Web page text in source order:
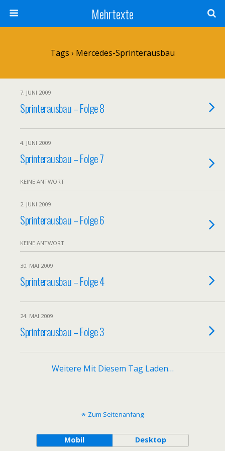
Mehrtexte
Tags › Mercedes-Sprinterausbau
7. JUNI 2009
Sprinterausbau – Folge 8
4. JUNI 2009
Sprinterausbau – Folge 7
KEINE ANTWORT
2. JUNI 2009
Sprinterausbau – Folge 6
KEINE ANTWORT
30. MAI 2009
Sprinterausbau – Folge 4
24. MAI 2009
Sprinterausbau – Folge 3
Weitere Mit Diesem Tag Laden…
Zum Seitenanfang
Mobil Desktop